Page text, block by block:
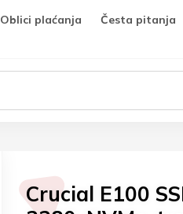
Oblici plaćanja
Česta pitanja
Crucial E100